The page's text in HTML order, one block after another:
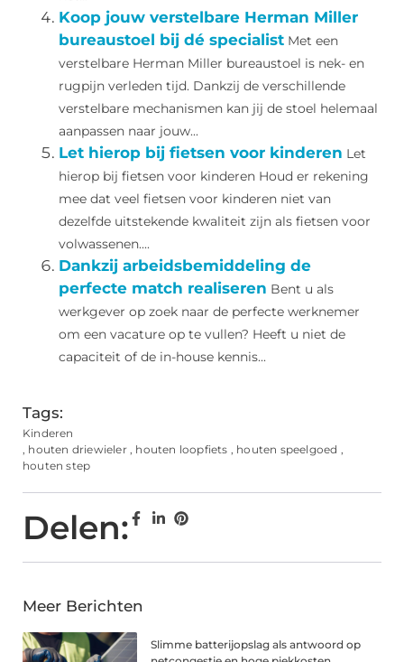
Koop jouw verstelbare Herman Miller
bureaustoel bij dé specialist Met een
verstelbare Herman Miller bureaustoel is nek- en
rugpijn verleden tijd. Dankzij de verschillende
verstelbare mechanismen kan jij de stoel helemaal
aanpassen naar jouw...
Let hierop bij fietsen voor kinderen Let
hierop bij fietsen voor kinderen Houd er rekening
mee dat veel fietsen voor kinderen niet van
dezelfde uitstekende kwaliteit zijn als fietsen voor
volwassenen....
Dankzij arbeidsbemiddeling de
perfecte match realiseren Bent u als
werkgever op zoek naar de perfecte werknemer
om een vacature op te vullen? Heeft u niet de
capaciteit of de in-house kennis...
Tags:
Kinderen
, houten driewieler, houten loopfiets , houten speelgoed ,
houten step
Delen:
Meer Berichten
Slimme batterijopslag als antwoord op